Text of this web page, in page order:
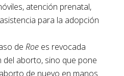
atención prenatal,
para la adopción
de Roees revocada
del aborto, sino que pone
de nuevo en manos